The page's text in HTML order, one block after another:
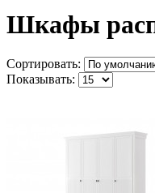
Шкафы
Сортировать:
Показывать: